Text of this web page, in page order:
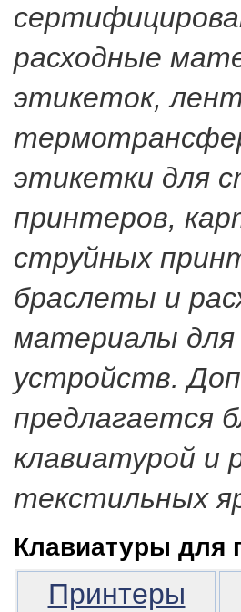
расходные
этикеток,
этикетки для
принтеров,
струйных
браслеты и
материалы для
устройств.
предлагается
клавиатурой и
текстильных
Клавиатуры для
Принтеры